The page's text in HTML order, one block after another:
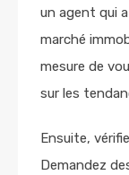
un agent qui
marché
mesure de
sur les
Ensuite,
Demandez